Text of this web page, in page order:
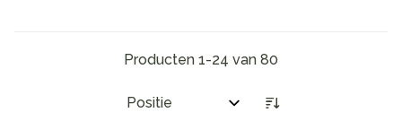
Producten 1-24 van 80
Sorteer op: